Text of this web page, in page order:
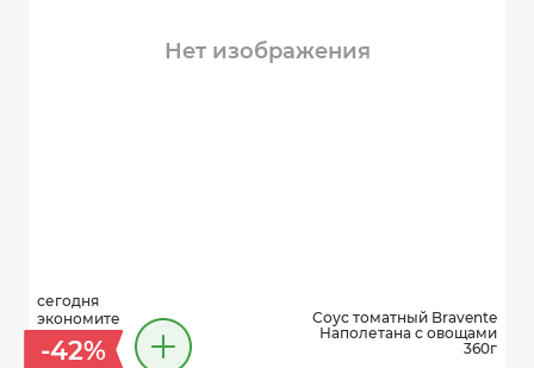
Нет изображения
сегодня
экономите
-42%
Соус томатный Bravente
Наполетана с овощами
360г